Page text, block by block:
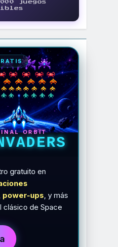
juegos
ORBIT
gratuito en
power-ups, y más
clásico de Space